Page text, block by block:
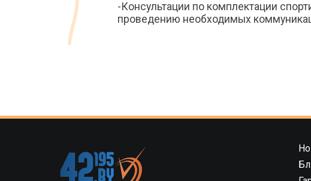
-Консультации по комплектации
проведению необходимых